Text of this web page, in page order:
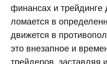
финансах и трейдинге
ломается в
движется в
это внезапное и
трейдеров, заставляя